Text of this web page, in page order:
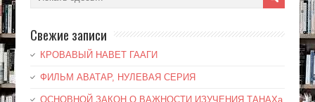
Свежие записи
КРОВАВЫЙ НАВЕТ ГААГИ
ФИЛЬМ АВАТАР, НУЛЕВАЯ СЕРИЯ
ОСНОВНОЙ ЗАКОН О ВАЖНОСТИ ИЗУЧЕНИЯ ТАНАХа